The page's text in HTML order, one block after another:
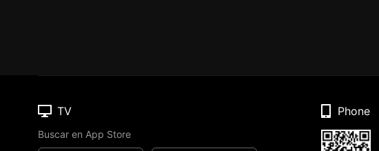
TV
Buscar en App Store
Phone